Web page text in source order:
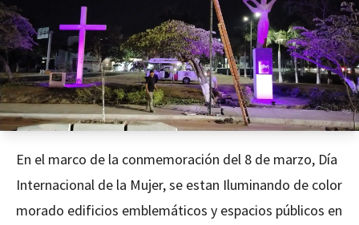
En el marco de la conmemoración del 8 de marzo, Día
Internacional de la Mujer, se estan Iluminando de color
morado edificios emblemáticos y espacios públicos en